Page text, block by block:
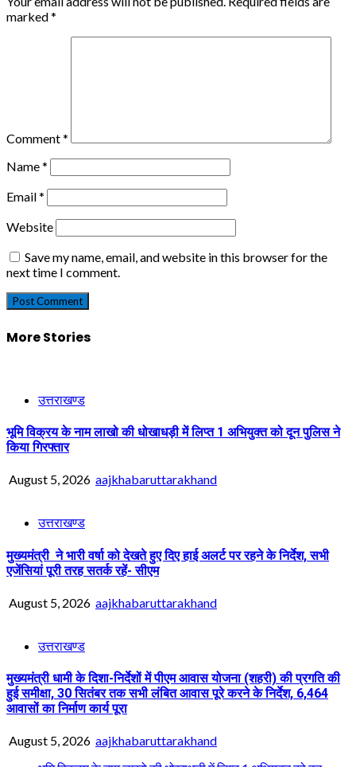
marked*
Comment*
Name*
Email*
Website
Save my name, email, and website in this browser for the
next time I comment.
More Stories
उत्तराखण्ड
भूमि विक्रय के नाम लाखो की धोखाधड़ी में लिप्त 1 अभियुक्त को दून पुलिस ने
किया गिरफ्तार
August 5, 2026 aajkhabaruttarakhand
उत्तराखण्ड
मुख्यमंत्री ने भारी वर्षा को देखते हुए दिए हाई अलर्ट पर रहने के निर्देश, सभी
एजेंसियां पूरी तरह सतर्क रहें- सीएम
August 5, 2026 aajkhabaruttarakhand
उत्तराखण्ड
मुख्यमंत्री धामी के दिशा-निर्देशों में पीएम आवास योजना (शहरी) की प्रगति की
हुई समीक्षा, 30 सितंबर तक सभी लंबित आवास पूरे करने के निर्देश, 6,464
आवासों का निर्माण कार्य पूरा
August 5, 2026 aajkhabaruttarakhand